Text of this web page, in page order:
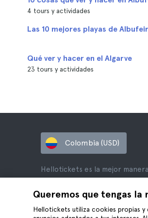
4 tours y actividades
Las 10 mejores playas de
Qué ver y hacer en el Algarve
23 tours y actividades
Queremos que tengas
Hellotickets utiliza cookies propias
Colombia (USD)
Hellotickets es la mejor
© Hello Ticket, SL.